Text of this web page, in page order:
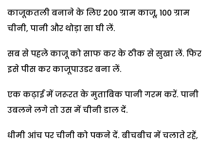
काजूकतली बनाने के लिए 200 ग्राम काजू, 100 ग्राम
चीनी, पानी और थोड़ा सा घी लें.
सब से पहले काजू को साफ कर के ठीक से सुखा लें. फिर
इसे पीस कर काजूपाउडर बना लें.
एक कढ़ाई में जरूरत के मुताबिक पानी गरम करें. पानी
उबलने लगे तो उस में चीनी डाल दें.
धीमी आंच पर चीनी को पकने दें. बीचबीच में चलाते रहें,